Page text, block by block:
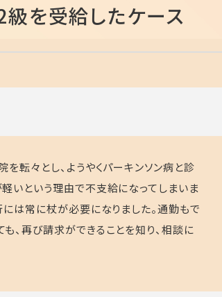
を受給したケース
転々とし、ようやくパーキンソン病と診
いという理由で不支給になってしまいま
には常に杖が必要になりました。通勤もで
、再び請求ができることを知り、相談に